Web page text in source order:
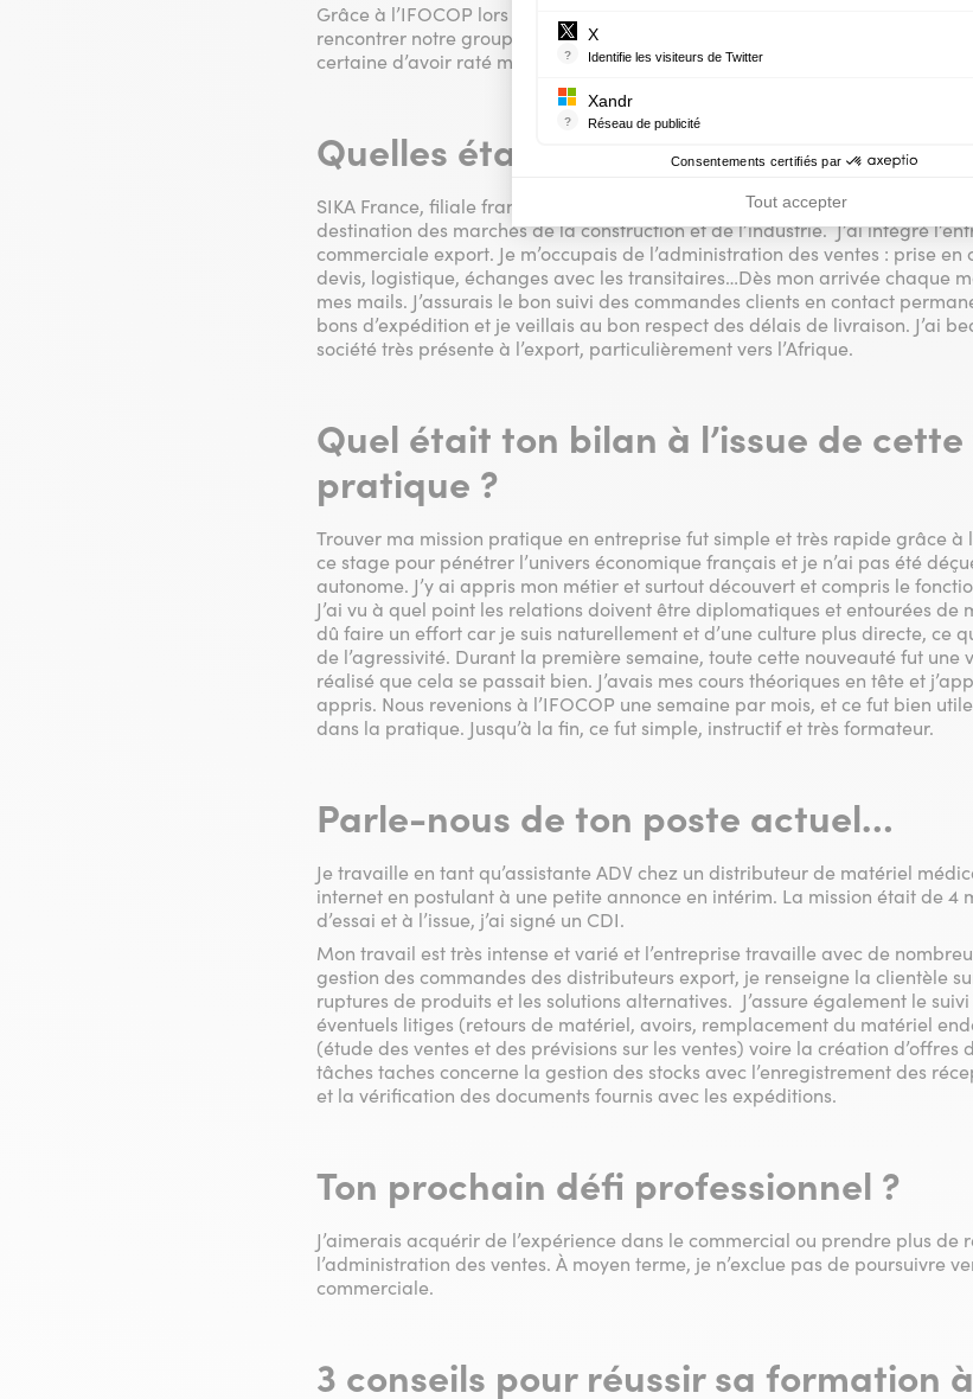
Permet de suivre les actions du visiteur sur le site
?
X
Identifie les visiteurs de Twitter
?
Xandr
Réseau de publicité
Xandr exploite une plateforme en ligne, Community,
Consentements certifiés par
Tout accepter
Grâce à l’IFOCOP lors d’un job dating. J’ai eu beaucoup de chance, la
rencontrer notre groupe afin de recruter un apprenant AIEX, et ce fut moi
certaine d’avoir raté mon entretien, et puis en fait, non !
Quelles étaient tes missions durant
SIKA France, filiale française du groupe SIKA, est un fabricant entres
destination des marchés de la construction et de l’industrie. J’ai intégré
commerciale export. Je m’occupais de l’administration des ventes : prise
devis, logistique, échanges avec les transitaires…Dès mon arrivée chaque
mes mails. J’assurais le bon suivi des commandes clients en contact
bons d’expédition et je veillais au bon respect des délais de livraison. J’ai
société très présente à l’export, particulièrement vers l’Afrique.
Quel était ton bilan à l’issue de
pratique ?
Trouver ma mission pratique en entreprise fut simple et très rapide grâce à
ce stage pour pénétrer l’univers économique français et je n’ai pas été
autonome. J’y ai appris mon métier et surtout découvert et compris le
J’ai vu à quel point les relations doivent être diplomatiques et entourées de
dû faire un effort car je suis naturellement et d’une culture plus directe, ce
de l’agressivité. Durant la première semaine, toute cette nouveauté fut une
réalisé que cela se passait bien. J’avais mes cours théoriques en tête et
appris. Nous revenions à l’IFOCOP une semaine par mois, et ce fut bien
dans la pratique. Jusqu’à la fin, ce fut simple, instructif et très formateur.
Parle-nous de ton poste actuel…
Je travaille en tant qu’assistante ADV chez un distributeur de matériel
internet en postulant à une petite annonce en intérim. La mission était de 4
d’essai et à l’issue, j’ai signé un CDI.
Mon travail est très intense et varié et l’entreprise travaille avec de
gestion des commandes des distributeurs export, je renseigne la clientèle
ruptures de produits et les solutions alternatives. J’assure également le
éventuels litiges (retours de matériel, avoirs, remplacement du matériel
(étude des ventes et des prévisions sur les ventes) voire la création d’offres
tâches taches concerne la gestion des stocks avec l’enregistrement des
et la vérification des documents fournis avec les expéditions.
Ton prochain défi professionnel ?
J’aimerais acquérir de l’expérience dans le commercial ou prendre plus de
l’administration des ventes. À moyen terme, je n’exclue pas de poursuivre
commerciale.
3 conseils pour réussir sa formation